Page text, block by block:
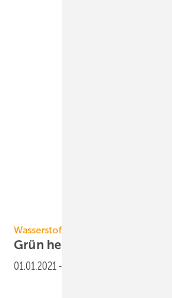
Wasserstoff
Grün herstellen und grün
01.01.2021 -